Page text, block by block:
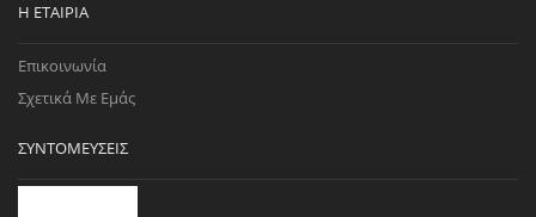
Η ΕΤΑΙΡΊΑ
Επικοινωνία
Σχετικά Με Εμάς
ΣΥΝΤΟΜΕΎΣΕΙΣ